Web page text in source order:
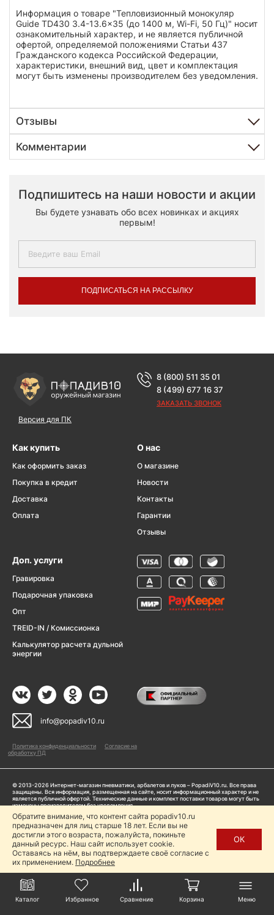
Информация о товаре "Тепловизионный монокуляр
Guide TD430 3.4-13.6x35 (до 1400 м, Wi-Fi, 50 Гц)" носит
ознакомительный характер, и не является публичной
офертой, определяемой положениями Статьи 437
Гражданского кодекса Российской Федерации,
характеристики, внешний вид, цвет и комплектация
могут быть изменены производителем без уведомления.
Отзывы
Комментарии
Подпишитесь на наши новости и акции
Вы будете узнавать обо всех новинках и акциях
первым!
ПОДПИСАТЬСЯ НА РАССЫЛКУ
Версия для ПК
8 (800) 511 35 01
8 (499) 677 16 37
ЗАКАЗАТЬ ЗВОНОК
Как купить
Как оформить заказ
Покупка в кредит
Доставка
Оплата
О нас
О магазине
Новости
Контакты
Гарантии
Отзывы
Доп. услуги
Гравировка
Подарочная упаковка
Опт
TREID-IN / Комиссионка
Калькулятор расчета дульной
энергии
info@popadiv10.ru
Политика конфиденциальности
Согласие на
обработку ПД
© 2013-2026 Интернет-магазин пневматики, арбалетов и луков – PopadiV10.ru. Все права
защищены. Вся информация, размещенная на сайте, носит информационный характер и не
является публичной офертой. Технические данные и комплект поставки товаров могут быть
изменены производителем без уведомления
Пользуясь сайтом Popadiv10.ru, пользователь автоматически соглашается с условиями,
прописанными в
Политике конфиденциальности
Копирование любой информации (тексты, фото, видео и др.) с сайта Popadiv10 запрещено,
за исключением наличия письменного согласия администрации сайта Popadiv10.
Каталог Избранное Сравнение Корзина Меню
Обратите внимание, что контент сайта popadiv10.ru
предназначен для лиц старше 18 лет. Если вы не
достигли этого возраста, пожалуйста, покиньте
данный ресурс. Наш сайт использует cookie.
Оставаясь на нём, вы подтверждаете своё согласие с
их применением. Подробнее
ОК